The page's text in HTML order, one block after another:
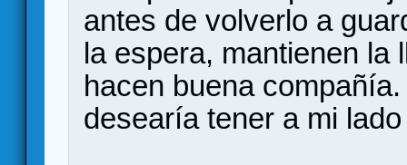
antes de volverlo a
la espera, mantienen la
hacen buena
desearía tener a mi